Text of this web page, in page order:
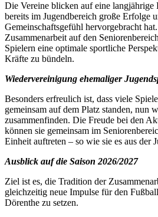
Die Vereine blicken auf eine langjährige
bereits im Jugendbereich große Erfolge
Gemeinschaftsgefühl hervorgebracht
Zusammenarbeit auf den
Spielern eine optimale sportliche
Kräfte zu bündeln.
Wiedervereinigung ehemaliger
Besonders erfreulich ist, dass viele
gemeinsam auf dem Platz standen, nun
zusammenfinden. Die Freude bei den
können sie gemeinsam im
Einheit auftreten – so wie sie es aus der
Ausblick auf die Saison 2026/2027
Ziel ist es, die Tradition der
gleichzeitig neue Impulse für den
Dörenthe zu setzen.